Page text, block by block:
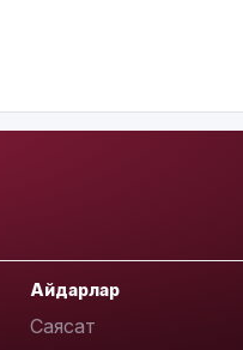
Айдарлар
Саясат